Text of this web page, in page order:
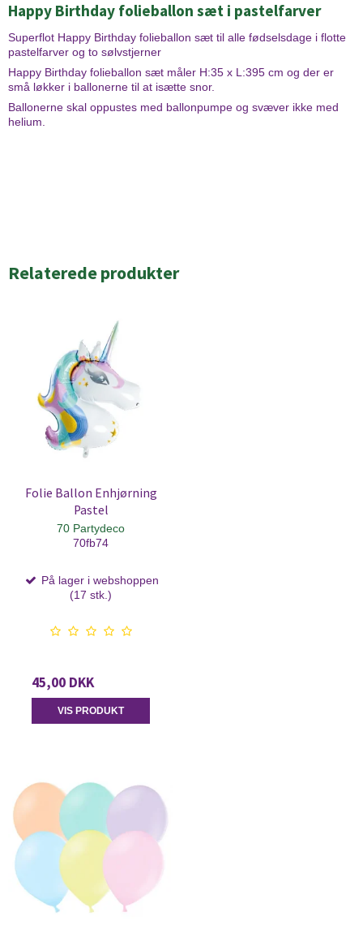
Happy Birthday folieballon sæt i pastelfarver
Superflot Happy Birthday folieballon sæt til alle fødselsdage i flotte
pastelfarver og to sølvstjerner
Happy Birthday folieballon sæt måler H:35 x L:395 cm og der er
små løkker i ballonerne til at isætte snor.
Ballonerne skal oppustes med ballonpumpe og svæver ikke med
helium.
Relaterede produkter
Folie Ballon Enhjørning
Pastel
70 Partydeco
70fb74
På lager i webshoppen
(17 stk.)
45,00 DKK
VIS PRODUKT